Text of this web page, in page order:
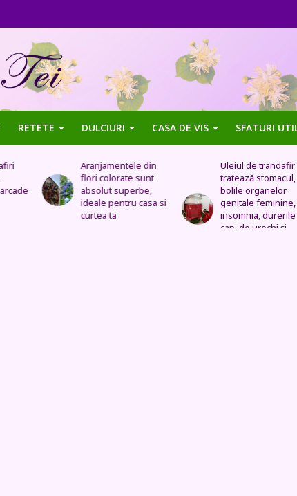
RETETE DULCIURI CASA DE VIS SFATURI
Aranjamentele din
flori colorate sunt
absolut superbe,
ideale pentru casa si
curtea ta
Uleiul de trandafir
tratează stomacul,
bolile organelor
genitale feminine,
insomnia, durerile de
cap, de urechi și